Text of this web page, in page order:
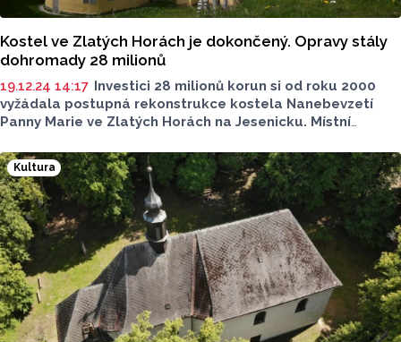
Kostel ve Zlatých Horách je dokončený. Opravy stály
dohromady 28 milionů
19.12.24 14:17 Investici 28 milionů korun si od roku 2000
vyžádala postupná rekonstrukce kostela Nanebevzetí
Panny Marie ve Zlatých Horách na Jesenicku. Místní
a připravuje obnovu hlavního oltáře a restaurování vitráží.
ČTK to sdělil Václav Kotásek ze Stavebního odboru
Biskupství ostravsko-opavského.
Kultura